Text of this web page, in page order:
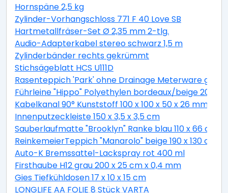
Hornspäne 2,5 kg
Zylinder-Vorhangschloss 771 F 40 Love SB
Hartmetallfräser-Set Ø 2,35 mm 2-tlg.
Audio-Adapterkabel stereo schwarz 1,5 m
Zylinderbänder rechts gekrümmt
Stichsägeblatt HCS U111D
Rasenteppich 'Park' ohne Drainage Meterware
Führleine "Hippo" Polyethylen bordeaux/beige 200
Kabelkanal 90° Kunststoff 100 x 100 x 50 x 26 mm
Innenputzeckleiste 150 x 3,5 x 3,5 cm
Sauberlaufmatte "Brooklyn" Ranke blau 110 x 66 cm
ReinkemeierTeppich "Manarolo" beige 190 x 130 cm
Auto-K Bremssattel-Lackspray rot 400 ml
Firsthaube H12 grau 200 x 25 cm x 0,4 mm
Gies Tiefkühldosen 17 x 10 x 15 cm
LONGLIFE AA FOLIE 8 Stück VARTA